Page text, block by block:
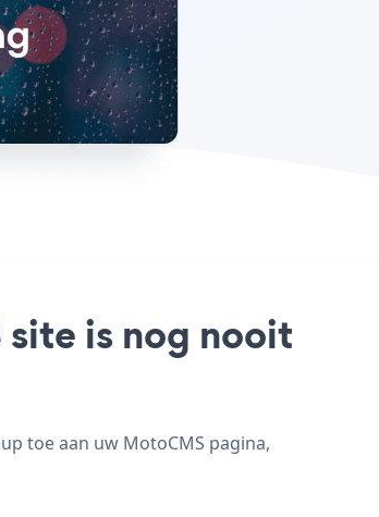
is nog nooit
toe aan uw MotoCMS pagina,